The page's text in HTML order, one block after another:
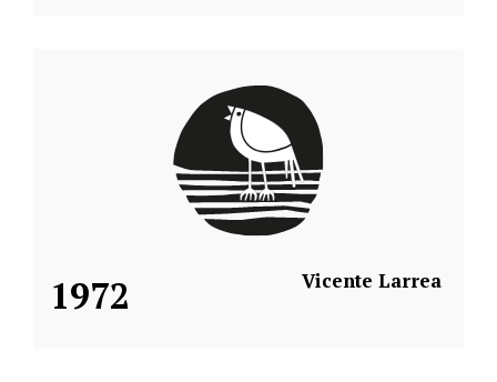
1972 Vicente Larrea